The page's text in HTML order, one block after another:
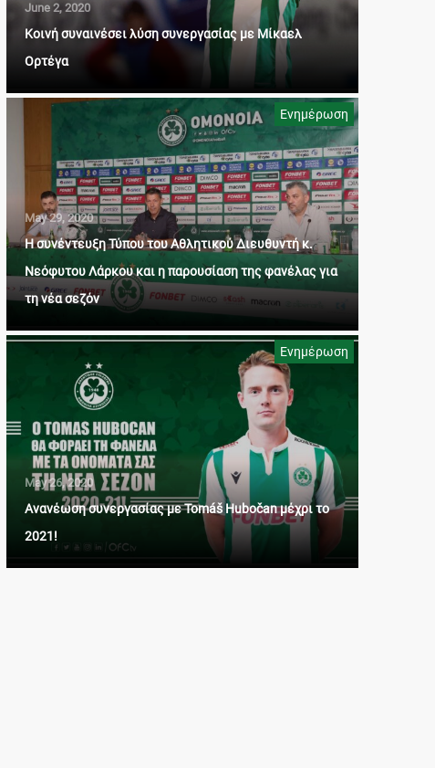
June 2, 2020
Κοινή συναινέσει λύση συνεργασίας με Μίκαελ
Ορτέγα
Ενημέρωση
May 29, 2020
Η συνέντευξη Τύπου του Αθλητικού Διευθυντή κ.
Νεόφυτου Λάρκου και η παρουσίαση της φανέλας για
τη νέα σεζόν
Ενημέρωση
May 26, 2020
Ανανέωση συνεργασίας με Tomáš Hubočan μέχρι το
2021!